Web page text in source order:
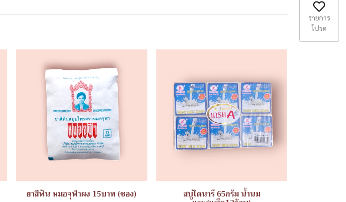
ยาสีฟัน หมอจุฬาผง 15บาท (ซอง) สบู่ไดนารี 65กรัม น้ำนม
รายการ
โปรด